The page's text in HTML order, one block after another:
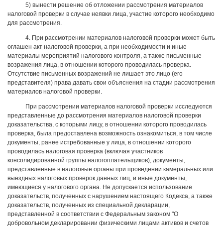
5) вынести решение об отложении рассмотрения материалов
налоговой проверки в случае неявки лица, участие которого необходимо
для рассмотрения.
4. При рассмотрении материалов налоговой проверки может быть
оглашен акт налоговой проверки, а при необходимости и иные
материалы мероприятий налогового контроля, а также письменные
возражения лица, в отношении которого проводилась проверка.
Отсутствие письменных возражений не лишает это лицо (его
представителя) права давать свои объяснения на стадии рассмотрения
материалов налоговой проверки.
При рассмотрении материалов налоговой проверки исследуются
представленные до рассмотрения материалов налоговой проверки
доказательства, с которыми лицу, в отношении которого проводилась
проверка, была предоставлена возможность ознакомиться, в том числе
документы, ранее истребованные у лица, в отношении которого
проводилась налоговая проверка (включая участников
консолидированной группы налогоплательщиков), документы,
представленные в налоговые органы при проведении камеральных или
выездных налоговых проверок данных лиц, и иные документы,
имеющиеся у налогового органа. Не допускается использование
доказательств, полученных с нарушением настоящего Кодекса, а также
доказательств, полученных из специальной декларации,
представленной в соответствии с Федеральным законом "О
добровольном декларировании физическими лицами активов и счетов